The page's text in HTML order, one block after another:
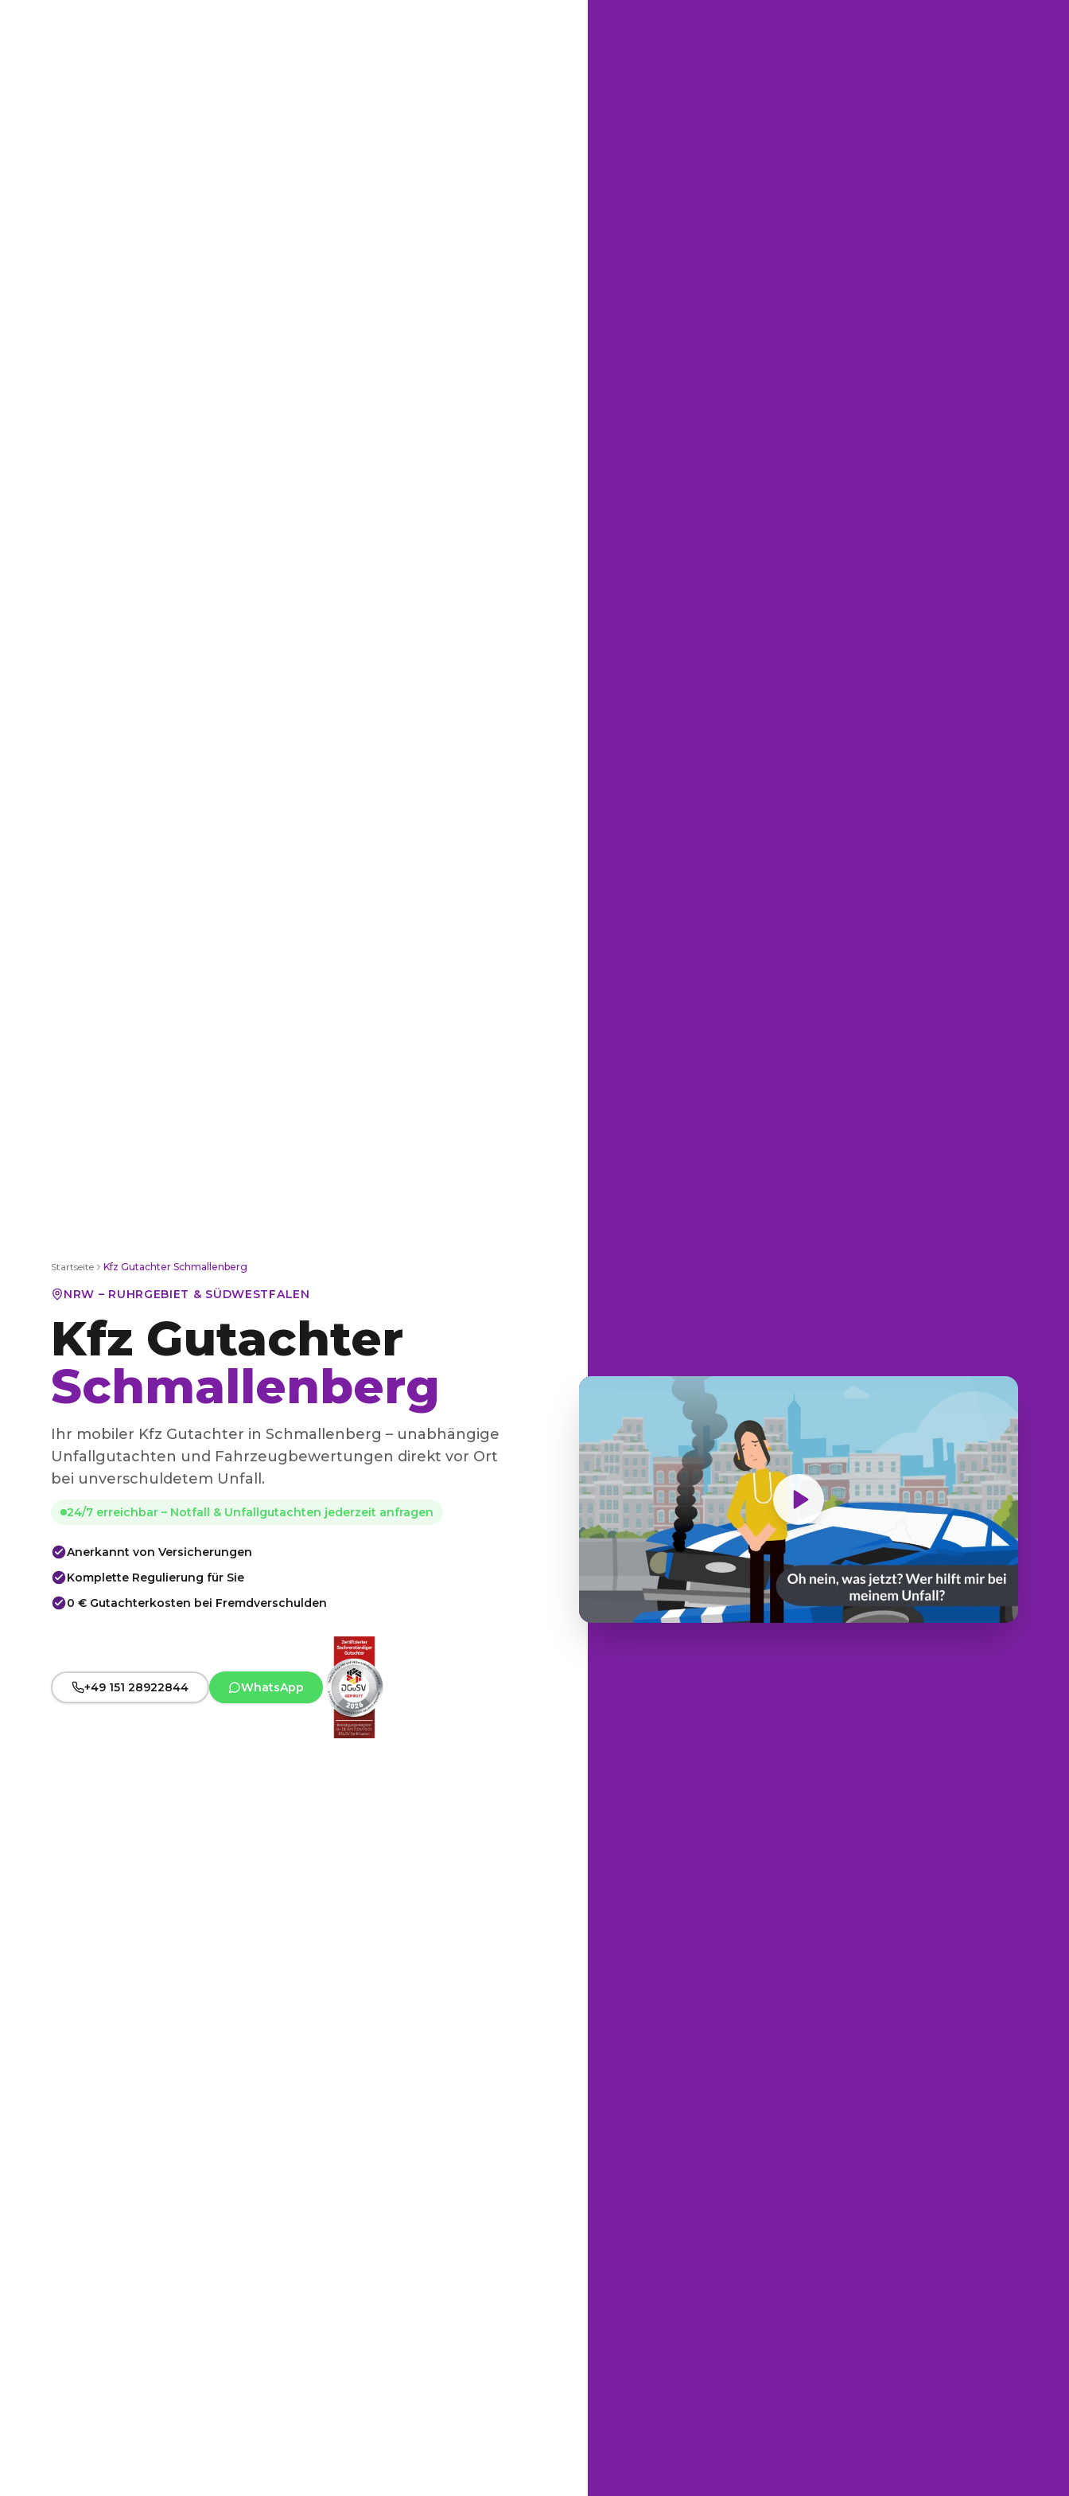
Startseite Kfz Gutachter Schmallenberg
NRW – RUHRGEBIET & SÜDWESTFALEN
Kfz Gutachter
Schmallenberg
Ihr mobiler Kfz Gutachter in Schmallenberg – unabhängige
Unfallgutachten und Fahrzeugbewertungen direkt vor Ort
bei unverschuldetem Unfall.
24/7 erreichbar – Notfall & Unfallgutachten jederzeit anfragen
Anerkannt von Versicherungen
Komplette Regulierung für Sie
0 € Gutachterkosten bei Fremdverschulden
+49 151 28922844 WhatsApp